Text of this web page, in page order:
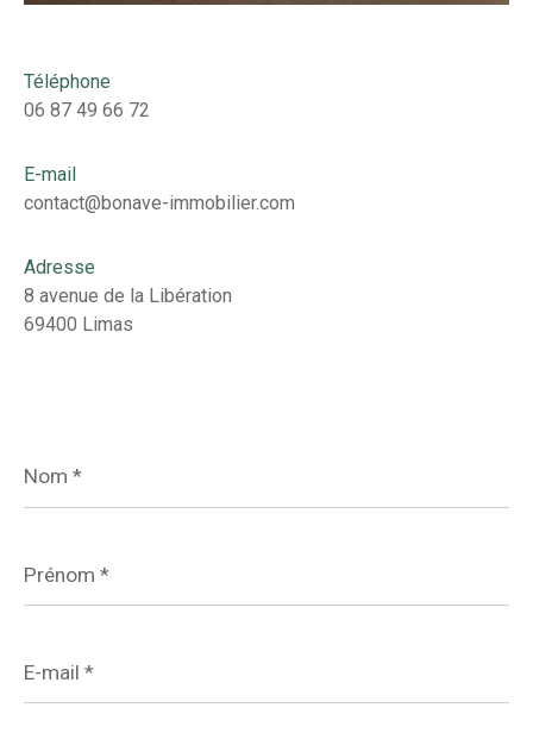
Téléphone
06 87 49 66 72
E-mail
contact@bonave-immobilier.com
Adresse
8 avenue de la Libération
69400 Limas
*
*
mail
*